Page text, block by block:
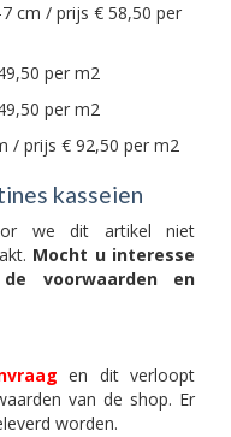
cm / prijs € 58,50 per
per m2
per m2
/ prijs € 92,50 per m2
kasseien
we dit artikel niet
Mocht u interesse
voorwaarden en
en dit verloopt
van de shop. Er
worden.